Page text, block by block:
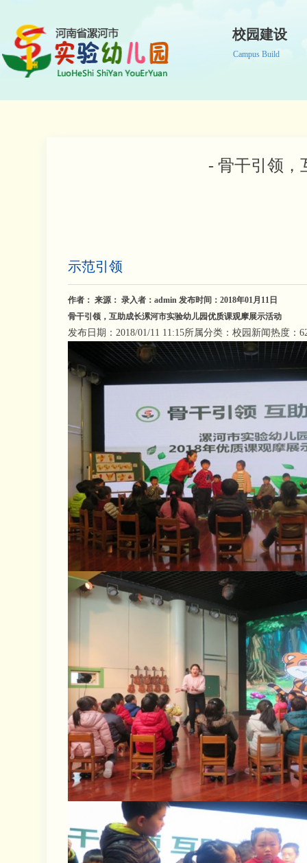
校园建设
Campus Build
- 骨干引领，
示范引领
作者： 来源： 录入者：admin 发布时间：2018年01月11日
骨干引领，互助成长漯河市实验幼儿园优质课观摩展示活动
发布日期：2018/01/11 11:15所属分类：校园新闻热度：